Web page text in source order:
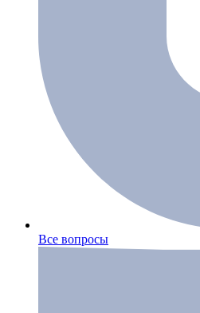
Все вопросы